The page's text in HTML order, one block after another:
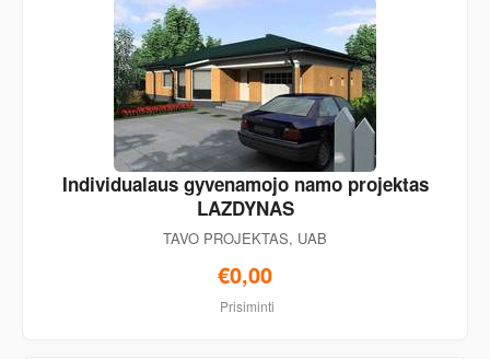
Individualaus gyvenamojo namo projektas
LAZDYNAS
TAVO PROJEKTAS, UAB
€0,00
Prisiminti